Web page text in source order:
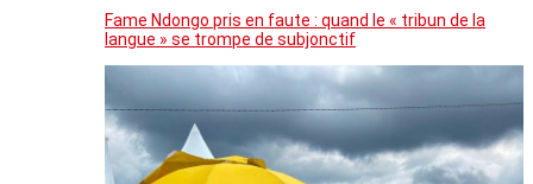
Fame Ndongo pris en faute : quand le « tribun de la
langue » se trompe de subjonctif